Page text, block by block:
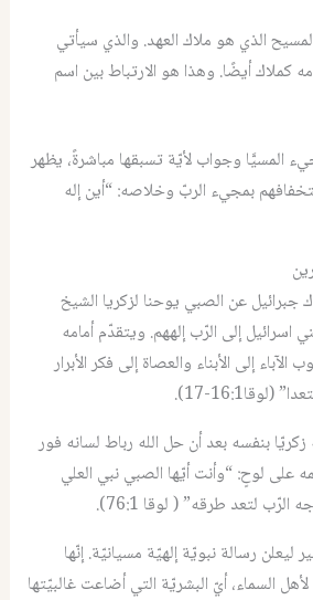
الذي هو ملاك العهد. والذي سيأتي
كملاك أيضًا. وهذا هو الارتباط بين اسم
المسيَّا وجواب لأيّة تسبقها مباشرةً، يظهر
بمجيء الربّ وخلاصه: “أين إله
جبرائيل عن الصبي يوحنا لزكريا الشيخ
اسرائيل إلى الرّب إلههم. ويتقدّم أمامه
إلى الأبناء والعصاة إلى فكر الأبرار
17).
زكريّا بنفسه بعد أن حل الله رباط لسانه فور
على لوحٍ: “وأنت أيّها الصبي نبي العلي
لتعد طرقه” ( لوقا 76:1).
رسالة نبويّة إلهيّة مسيانيّة. إنّها
السماء، أيّ البشريّة التي أضاعت غالبيّتها